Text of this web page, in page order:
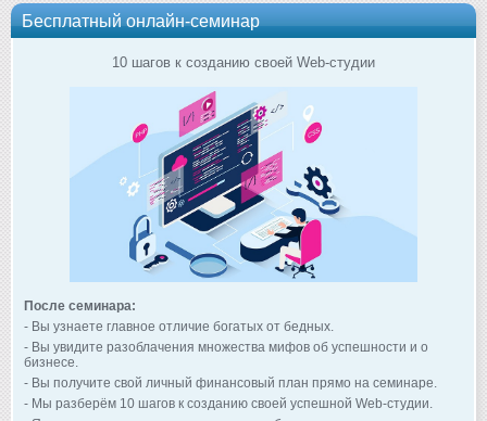
Бесплатный онлайн-семинар
10 шагов к созданию своей Web-студии
После семинара:
- Вы узнаете главное отличие богатых от бедных.
- Вы увидите разоблачения множества мифов об успешности и о
бизнесе.
- Вы получите свой личный финансовый план прямо на семинаре.
- Мы разберём 10 шагов к созданию своей успешной Web-студии.